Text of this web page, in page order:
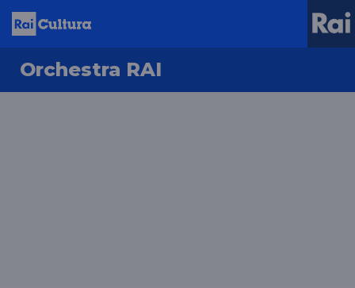
Orchestra RAI